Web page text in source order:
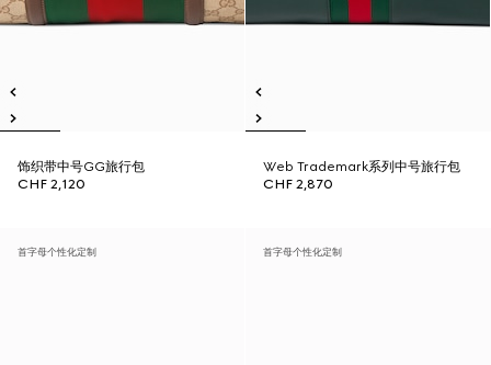
饰织带中号GG旅行包
CHF 2,120
Web Trademark系列中号旅行包
CHF 2,870
首字母个性化定制 首字母个性化定制